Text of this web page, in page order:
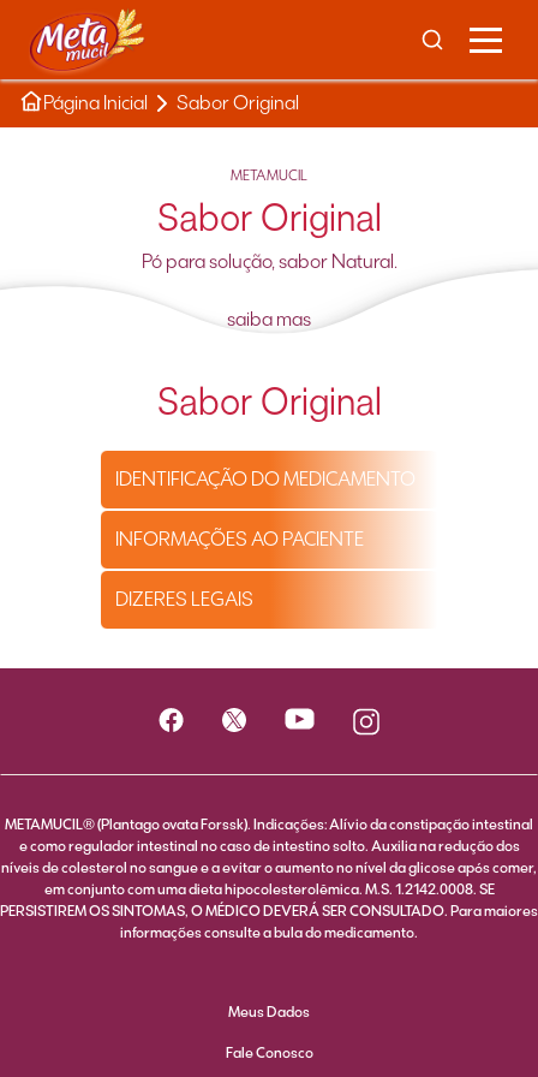
Página Inicial Sabor Original
METAMUCIL
Sabor Original
Pó para solução, sabor Natural.
saiba mas
Sabor Original
IDENTIFICAÇÃO DO MEDICAMENTO
INFORMAÇÕES AO PACIENTE
DIZERES LEGAIS
METAMUCIL® (Plantago ovata Forssk). Indicações: Alívio da constipação intestinal
e como regulador intestinal no caso de intestino solto. Auxilia na redução dos
níveis de colesterol no sangue e a evitar o aumento no nível da glicose após comer,
em conjunto com uma dieta hipocolesterolêmica. M.S. 1.2142.0008. SE
PERSISTIREM OS SINTOMAS, O MÉDICO DEVERÁ SER CONSULTADO. Para maiores
informações consulte a bula do medicamento.
Meus Dados
Fale Conosco